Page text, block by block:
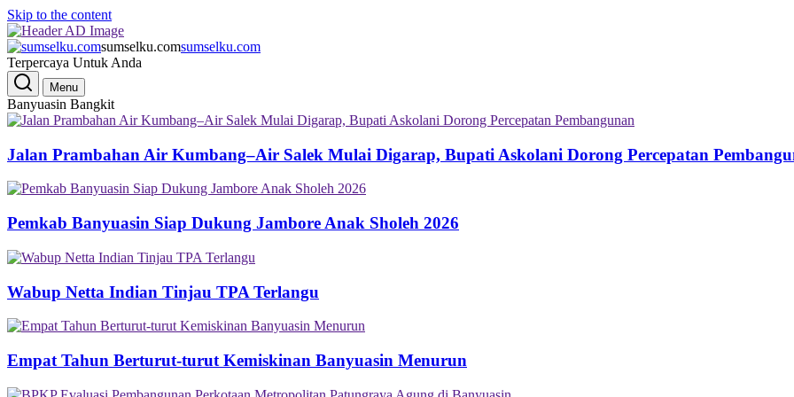
Skip to the content
sumselku.comsumselku.com
Terpercaya Untuk Anda
Menu
Banyuasin Bangkit
Jalan Prambahan Air Kumbang–Air Salek Mulai Digarap, Bupati Askolani Dorong Percepatan
Pemkab Banyuasin Siap Dukung Jambore Anak Sholeh 2026
Wabup Netta Indian Tinjau TPA Terlangu
Empat Tahun Berturut-turut Kemiskinan Banyuasin Menurun